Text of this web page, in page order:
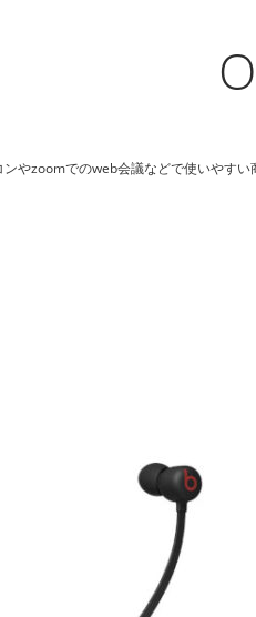
やzoomでのweb会議などで使いやすい